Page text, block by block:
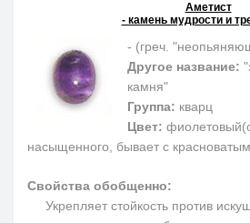
Аметист
- камень мудрости и
- (греч.
Другое название:
камня"
Группа: кварц
Цвет:
насыщенного, бывает с
Свойства обобщенно:
Укрепляет стойкость против